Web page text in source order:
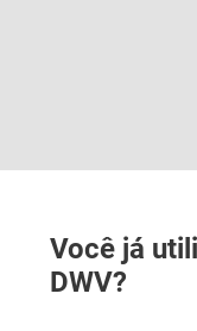
Você já
DWV?